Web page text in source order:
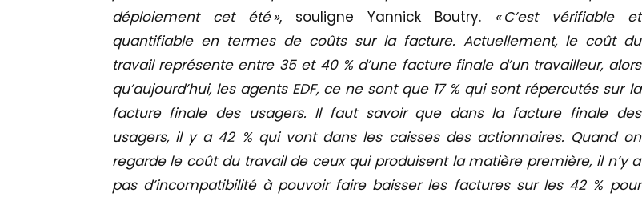
déploiement cet été », souligne Yannick Boutry.
« C’est vérifiable et
quantifiable en termes de coûts sur la facture. Actuellement, le coût du
travail représente entre 35 et 40 % d’une facture finale d’un travailleur, alors
qu’aujourd’hui, les agents EDF, ce ne sont que 17 % qui sont répercutés sur la
facture finale des usagers. Il faut savoir que dans la facture finale des
usagers, il y a 42 % qui vont dans les caisses des actionnaires. Quand on
regarde le coût du travail de ceux qui produisent la matière première, il n’y a
pas d’incompatibilité à pouvoir faire baisser les factures sur les 42 % pour